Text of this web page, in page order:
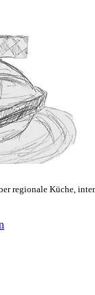
regionale Küche,